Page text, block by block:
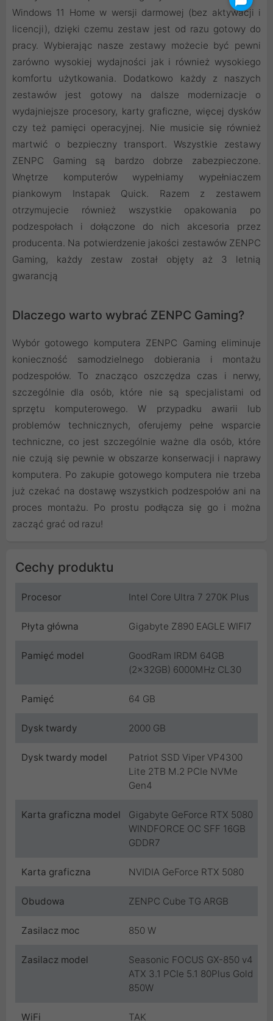
Windows 11 Home w wersji darmowej (bez aktywacji i
licencji), dzięki czemu zestaw jest od razu gotowy do
pracy. Wybierając nasze zestawy możecie być pewni
zarówno wysokiej wydajności jak i również wysokiego
komfortu użytkowania. Dodatkowo każdy z naszych
zestawów jest gotowy na dalsze modernizacje o
wydajniejsze procesory, karty graficzne, więcej dysków
czy też pamięci operacyjnej. Nie musicie się również
martwić o bezpieczny transport. Wszystkie zestawy
ZENPC Gaming są bardzo dobrze zabezpieczone.
Wnętrze komputerów wypełniamy wypełniaczem
piankowym Instapak Quick. Razem z zestawem
otrzymujecie również wszystkie opakowania po
podzespołach i dołączone do nich akcesoria przez
producenta. Na potwierdzenie jakości zestawów ZENPC
Gaming, każdy zestaw został objęty aż 3 letnią
gwarancją
Dlaczego warto wybrać ZENPC Gaming?
Wybór gotowego komputera ZENPC Gaming eliminuje
konieczność samodzielnego dobierania i montażu
podzespołów. To znacząco oszczędza czas i nerwy,
szczególnie dla osób, które nie są specjalistami od
sprzętu komputerowego. W przypadku awarii lub
problemów technicznych, oferujemy pełne wsparcie
techniczne, co jest szczególnie ważne dla osób, które
nie czują się pewnie w obszarze konserwacji i naprawy
komputera. Po zakupie gotowego komputera nie trzeba
już czekać na dostawę wszystkich podzespołów ani na
proces montażu. Po prostu podłącza się go i można
zacząć grać od razu!
Cechy produktu
Procesor Intel Core Ultra 7 270K Plus
Płyta główna Gigabyte Z890 EAGLE WIFI7
Pamięć model
GoodRam IRDM 64GB
(2x32GB) 6000MHz CL30
Pamięć 64 GB
Dysk twardy 2000 GB
Dysk twardy model
Patriot SSD Viper VP4300
Lite 2TB M.2 PCIe NVMe
Gen4
Karta graficzna model
Gigabyte GeForce RTX 5080
WINDFORCE OC SFF 16GB
GDDR7
Karta graficzna NVIDIA GeForce RTX 5080
Obudowa ZENPC Cube TG ARGB
Zasilacz moc 850 W
Zasilacz model
Seasonic FOCUS GX-850 v4
ATX 3.1 PCIe 5.1 80Plus Gold
850W
WiFi TAK